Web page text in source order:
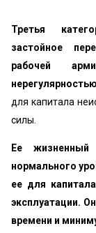
Третья
застойное
рабочей
для капитала
силы.
Ее жизненный
нормального
ее для
эксплуатации.
времени и